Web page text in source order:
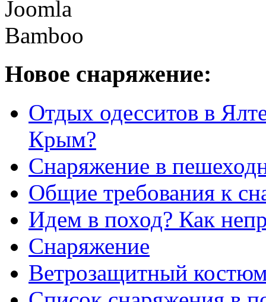
Новое снаряжение:
Отдых одесситов в
Крым?
Снаряжение в
Общие требования к
Идем в поход? Как
Снаряжение
Ветрозащитный